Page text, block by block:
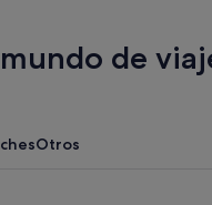
de
Otros